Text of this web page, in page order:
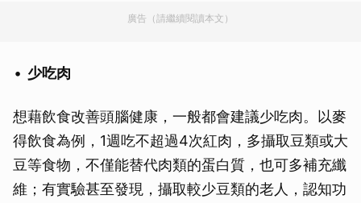
廣告（請繼續閱讀本文）
少吃肉
想藉飲食改善頭腦健康，一般都會建議少吃肉。以麥
得飲食為例，1週吃不超過4次紅肉，多攝取豆類或大
豆等食物，不僅能替代肉類的蛋白質，也可多補充纖
維；有實驗甚至發現，攝取較少豆類的老人，認知功